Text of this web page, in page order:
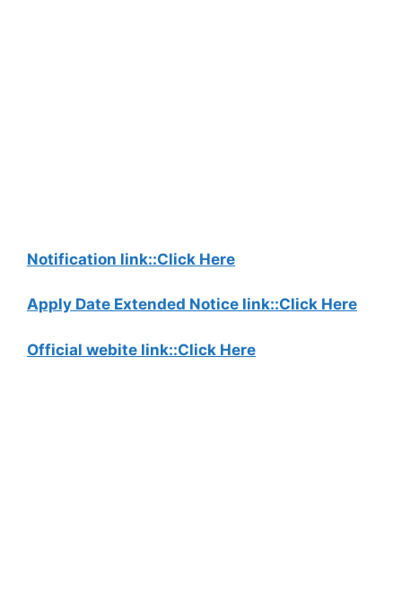
Notification link::Click Here
Apply Date Extended Notice link::Click Here
Official webite link::Click Here